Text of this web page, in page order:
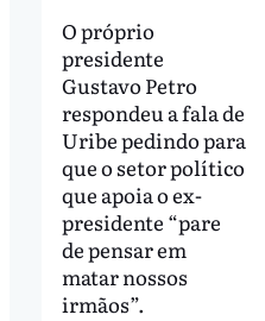
O próprio
presidente
Gustavo Petro
respondeu a fala de
Uribe pedindo para
que o setor político
que apoia o ex-
presidente “pare
de pensar em
matar nossos
irmãos”.